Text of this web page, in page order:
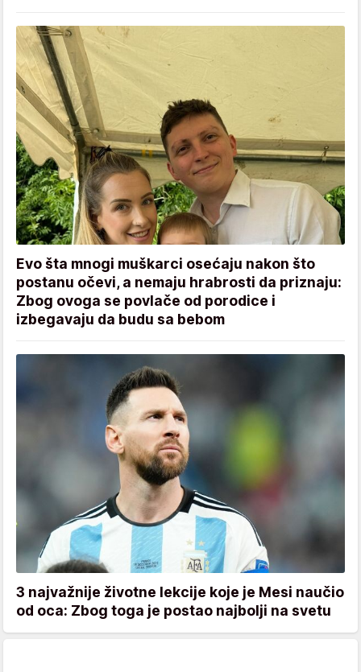
Evo šta mnogi muškarci osećaju nakon što
postanu očevi, a nemaju hrabrosti da priznaju:
Zbog ovoga se povlače od porodice i
izbegavaju da budu sa bebom
3 najvažnije životne lekcije koje je Mesi naučio
od oca: Zbog toga je postao najbolji na svetu